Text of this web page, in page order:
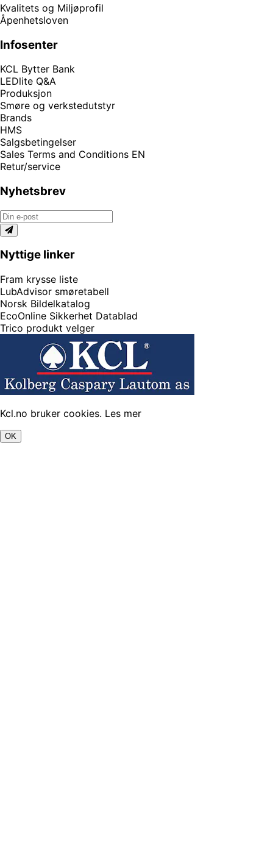
Kvalitets og Miljøprofil
Åpenhetsloven
Infosenter
KCL Bytter Bank
LEDlite Q&A
Produksjon
Smøre og verkstedutstyr
Brands
HMS
Salgsbetingelser
Sales Terms and Conditions EN
Retur/service
Nyhetsbrev
Nyttige linker
Fram krysse liste
LubAdvisor smøretabell
Norsk Bildelkatalog
EcoOnline Sikkerhet Datablad
Trico produkt velger
Kcl.no bruker cookies. Les mer
OK